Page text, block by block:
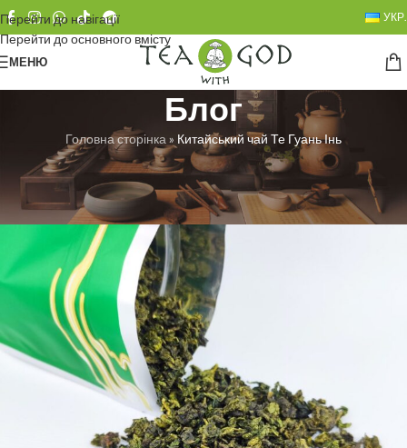
Перейти до навігації
Перейти до основного вмісту
УКР.
МЕНЮ
Блог
Головна сторінка » Китайський чай Те Гуань Інь
БЕЗ РУБРИКИ
Китайський чай Те Гуань Інь
Любовь ТроянУвімкнено 27.05.2025